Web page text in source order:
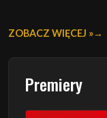
ZOBACZ WIĘCEJ »
Premiery